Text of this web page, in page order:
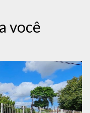
você